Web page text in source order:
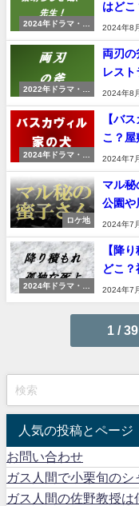
2024年ドラマ・映
はどこ
2024年8
2022年ドラマ・映
両刃の
レスト
2024年8
2024年ドラマ・映
【バ
こ？屋
2024年7
ロケ地
マル秘
公園や
2024年7
2024年ドラマ・映
【降
どこ
2024年7
1 / 39
人気の投稿とページ
お問い合わせ
ガス人間で小栗旬の
ガス人間の佐野教授は